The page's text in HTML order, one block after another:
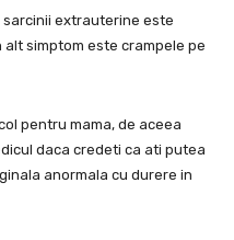
extrauterine este
simptom este crampele pe
pentru mama, de aceea
daca credeti ca ati putea
anormala cu durere in